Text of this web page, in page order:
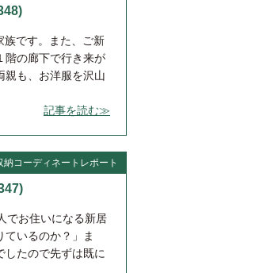
です。また、ご新
階の廊下で行き来が
親も、お洋服を沢山
記事を読む≫
納コーディネートレポート
お住いになる新居
ているのか？」ま
したので先ずは既に